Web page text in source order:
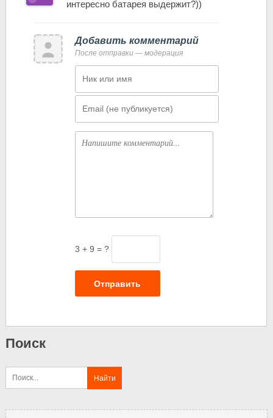
интересно батарея выдержит?))
Добавить комментарий
После отправки — модерация
Комментарий
3 + 9 = ?
Отправить
Поиск